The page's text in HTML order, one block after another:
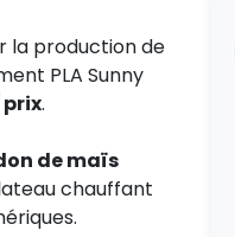
la production de
PLA Sunny
.
de maïs
chauffant